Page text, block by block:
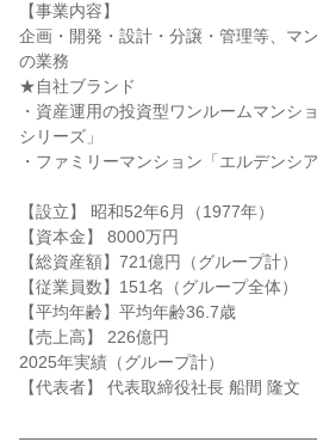
【事業内容】
企画・開発・設計・分譲・管理等、マ
の業務
★自社ブランド
・資産運用の投資型ワンルームマンシ
シリーズ」
・ファミリーマンション「エルデンシ
【設立】 昭和52年6月（1977年）
【資本金】 8000万円
【総資産額】721億円（グループ計）
【従業員数】151名（グループ全体）
【平均年齢】平均年齢36.7歳
【売上高】 226億円
2025年実績（グループ計）
【代表者】 代表取締役社長 船間 隆文